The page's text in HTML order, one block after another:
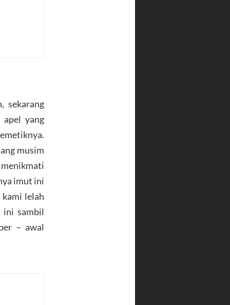
sekarang
yang
musim
imut ini
kami lelah
sambil
– awal